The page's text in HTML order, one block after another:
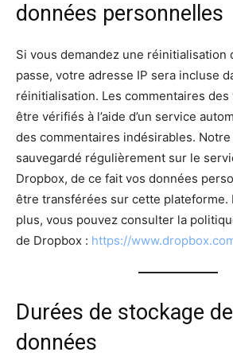
données personnelles
Si vous demandez une réinitialisation
passe, votre adresse IP sera incluse
réinitialisation. Les commentaires
être vérifiés à l’aide d’un service
des commentaires indésirables.
sauvegardé régulièrement sur le
Dropbox, de ce fait vos données
être transférées sur cette plateforme.
plus, vous pouvez consulter la
de Dropbox : https://
Durées de stockage
données